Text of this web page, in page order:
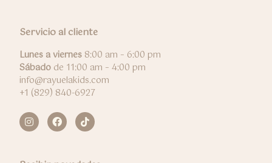
Servicio al cliente
Lunes a viernes 8:00 am – 6:00 pm
Sábado de 11:00 am – 4:00 pm
info@rayuelakids.com
+1 (829) 840-6927